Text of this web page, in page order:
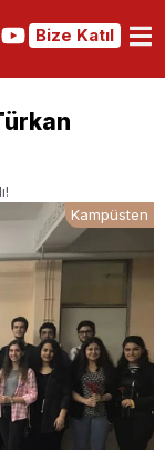
Bize Katıl
Kampüsten